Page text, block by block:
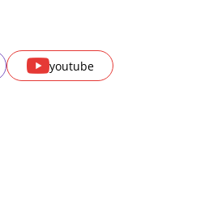
youtube